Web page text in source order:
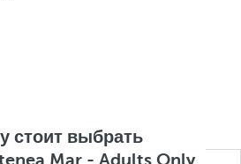
стоит выбрать